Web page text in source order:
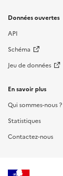
Données ouvertes
API
Schéma
Jeu de données
En savoir plus
Qui sommes-nous ?
Statistiques
Contactez-nous